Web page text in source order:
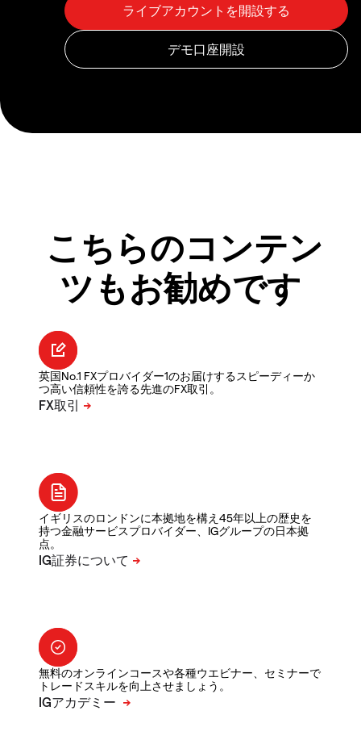
こちらのコンテン
ツもお勧めです
英国No.1 FXプロバイダー1のお届けするスピーディーか
つ高い信頼性を誇る先進のFX取引。
イギリスのロンドンに本拠地を構え45年以上の歴史を
持つ金融サービスプロバイダー、IGグループの日本拠
点。
無料のオンラインコースや各種ウエビナー、セミナーで
トレードスキルを向上させましょう。